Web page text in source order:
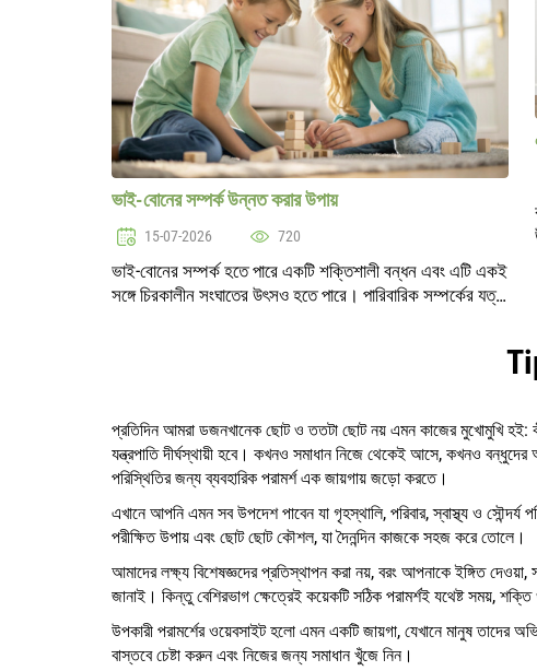
ভাই-বোনের সম্পর্ক উন্নত করার উপায়
15-07-2026 720
ভাই-বোনের সম্পর্ক হতে পারে একটি শক্তিশালী বন্ধন এবং এটি একই
সঙ্গে চিরকালীন সংঘাতের উৎসও হতে পারে। পারিবারিক সম্পর্কের যত্ন
প্রতিদিন আমরা ডজনখানেক ছোট ও ততটা ছোট নয় এমন কাজের মুখোমুখি হই:
যন্ত্রপাতি দীর্ঘস্থায়ী হবে। কখনও সমাধান নিজে থেকেই আসে, কখনও
পরিস্থিতির জন্য ব্যবহারিক পরামর্শ এক জায়গায় জড়ো করতে।
এখানে আপনি এমন সব উপদেশ পাবেন যা গৃহস্থালি, পরিবার, স্বাস্থ্য ও সৌন্দর্য
পরীক্ষিত উপায় এবং ছোট ছোট কৌশল, যা দৈনন্দিন কাজকে সহজ করে তোলে।
আমাদের লক্ষ্য বিশেষজ্ঞদের প্রতিস্থাপন করা নয়, বরং আপনাকে ইঙ্গিত
জানাই। কিন্তু বেশিরভাগ ক্ষেত্রেই কয়েকটি সঠিক পরামর্শই যথেষ্ট সময়, শক্তি
উপকারী পরামর্শের ওয়েবসাইট হলো এমন একটি জায়গা, যেখানে মানুষ
বাস্তবে চেষ্টা করুন এবং নিজের জন্য সমাধান খুঁজে নিন।